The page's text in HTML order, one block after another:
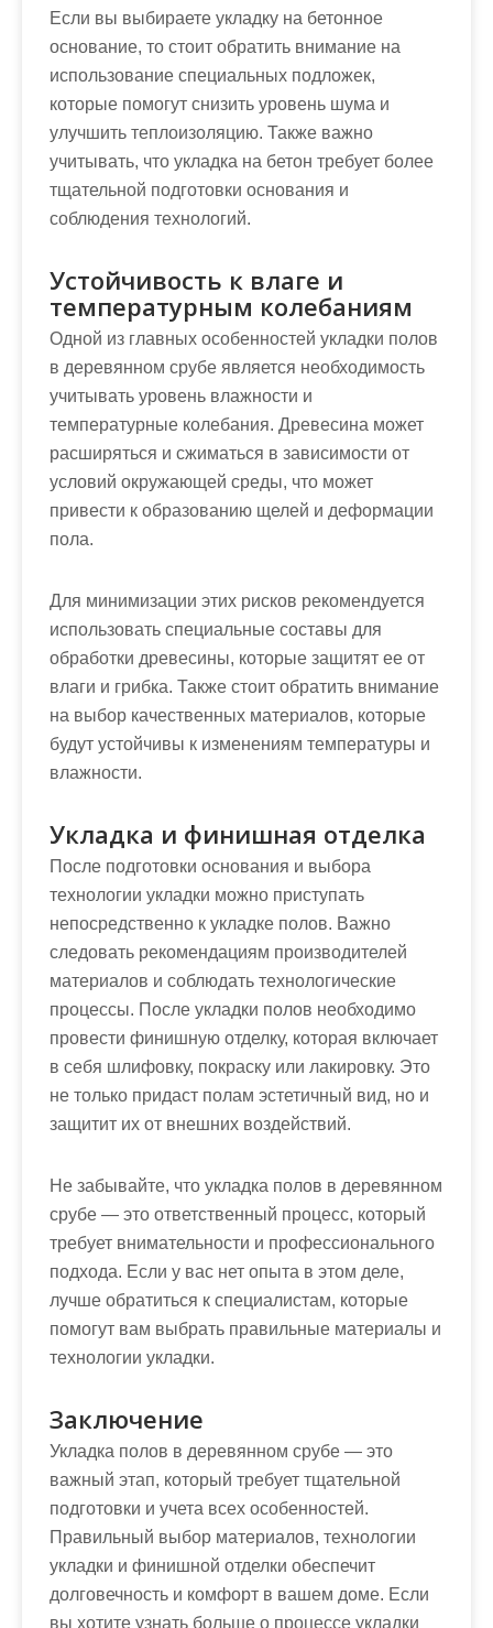
Если вы выбираете укладку на бетонное
основание, то стоит обратить внимание на
использование специальных подложек,
которые помогут снизить уровень шума и
улучшить теплоизоляцию. Также важно
учитывать, что укладка на бетон требует более
тщательной подготовки основания и
соблюдения технологий.
Устойчивость к влаге и
температурным колебаниям
Одной из главных особенностей укладки полов
в деревянном срубе является необходимость
учитывать уровень влажности и
температурные колебания. Древесина может
расширяться и сжиматься в зависимости от
условий окружающей среды, что может
привести к образованию щелей и деформации
пола.
Для минимизации этих рисков рекомендуется
использовать специальные составы для
обработки древесины, которые защитят ее от
влаги и грибка. Также стоит обратить внимание
на выбор качественных материалов, которые
будут устойчивы к изменениям температуры и
влажности.
Укладка и финишная отделка
После подготовки основания и выбора
технологии укладки можно приступать
непосредственно к укладке полов. Важно
следовать рекомендациям производителей
материалов и соблюдать технологические
процессы. После укладки полов необходимо
провести финишную отделку, которая включает
в себя шлифовку, покраску или лакировку. Это
не только придаст полам эстетичный вид, но и
защитит их от внешних воздействий.
Не забывайте, что укладка полов в деревянном
срубе — это ответственный процесс, который
требует внимательности и профессионального
подхода. Если у вас нет опыта в этом деле,
лучше обратиться к специалистам, которые
помогут вам выбрать правильные материалы и
технологии укладки.
Заключение
Укладка полов в деревянном срубе — это
важный этап, который требует тщательной
подготовки и учета всех особенностей.
Правильный выбор материалов, технологии
укладки и финишной отделки обеспечит
долговечность и комфорт в вашем доме. Если
вы хотите узнать больше о процессе укладки